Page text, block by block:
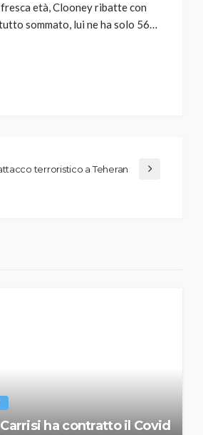
età, Clooney ribatte con
sommato, lui ne ha solo 56…
terroristico a Teheran
ha contratto il Covid